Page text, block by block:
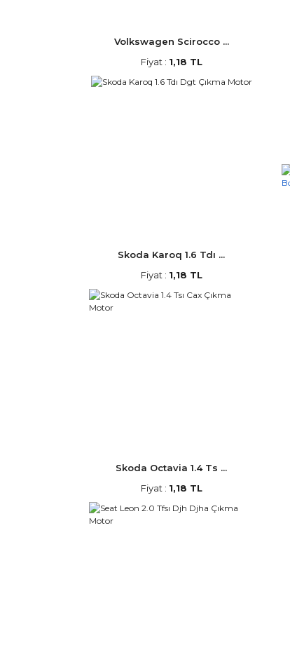
Volkswagen Scirocco ...
Fiyat : 1,18 TL
Skoda Karoq 1.6 Tdı ...
Fiyat : 1,18 TL
Skoda Octavia 1.4 Ts ...
Fiyat : 1,18 TL